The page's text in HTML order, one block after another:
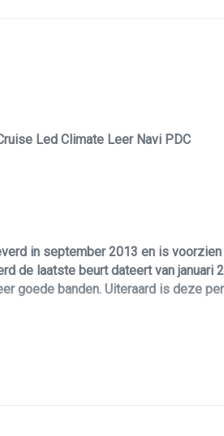
Led Climate Leer Navi PDC
in september 2013 en is
de laatste beurt dateert van januari
goede banden. Uiteraard is deze
voorzien van het FR pakket, Het
Seat Leon voorzien van navigatie
stuurwiel bediening,